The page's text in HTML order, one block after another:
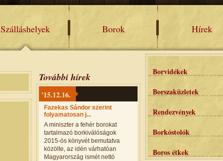
Szálláshelyek Borok Hírek
További hírek
'15.12.16.
Fazekas Sándor szerint
folyamatosan j...
A miniszter a fehér borokat
tartalmazó borkiválóságok
2015-ös könyvét bemutatva
közölte, az idén várhatóan
Magyarország ismét nettó
Borvidékek
Borszaküzletek
Rendezvények
Borkóstolók
Boros étkek